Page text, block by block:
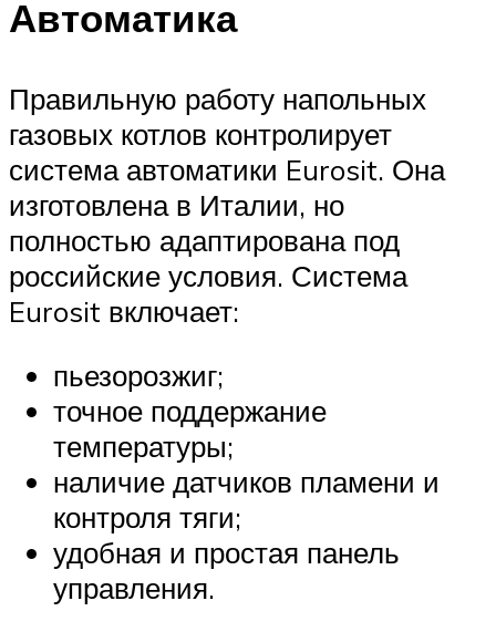
Автоматика
Правильную работу напольных
газовых котлов контролирует
система автоматики Eurosit. Она
изготовлена в Италии, но
полностью адаптирована под
российские условия. Система
Eurosit включает:
пьезорозжиг;
точное поддержание
температуры;
наличие датчиков пламени и
контроля тяги;
удобная и простая панель
управления.